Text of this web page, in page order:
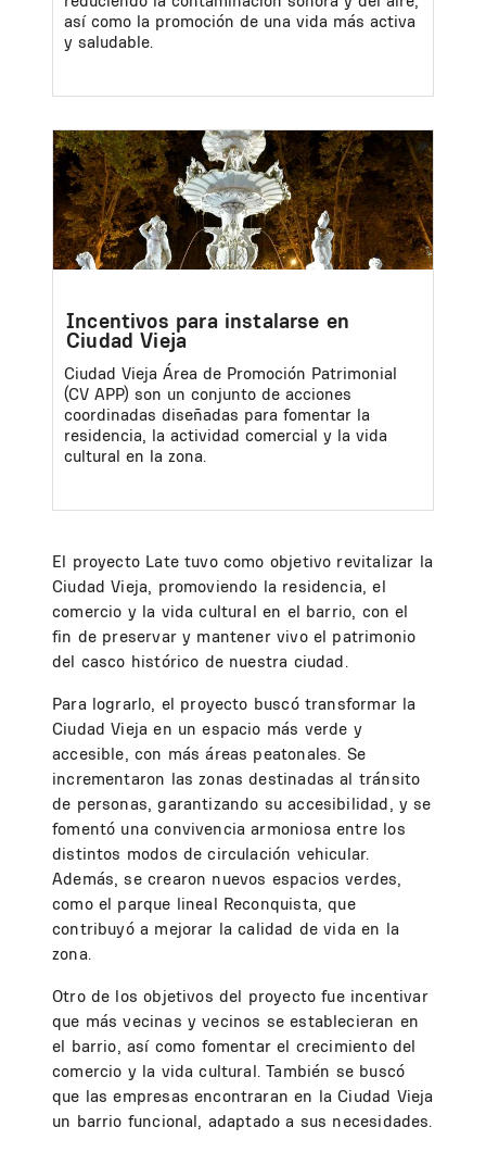
así como la promoción de una vida más activa
y saludable.
Image
Incentivos para instalarse en
Ciudad Vieja
Ciudad Vieja Área de Promoción Patrimonial
(CV APP) son un conjunto de acciones
coordinadas diseñadas para fomentar la
residencia, la actividad comercial y la vida
cultural en la zona.
El proyecto Late tuvo como objetivo revitalizar la
Ciudad Vieja, promoviendo la residencia, el
comercio y la vida cultural en el barrio, con el
fin de preservar y mantener vivo el patrimonio
del casco histórico de nuestra ciudad.
Para lograrlo, el proyecto buscó transformar la
Ciudad Vieja en un espacio más verde y
accesible, con más áreas peatonales. Se
incrementaron las zonas destinadas al tránsito
de personas, garantizando su accesibilidad, y se
fomentó una convivencia armoniosa entre los
distintos modos de circulación vehicular.
Además, se crearon nuevos espacios verdes,
como el parque lineal Reconquista, que
contribuyó a mejorar la calidad de vida en la
zona.
Otro de los objetivos del proyecto fue incentivar
que más vecinas y vecinos se establecieran en
el barrio, así como fomentar el crecimiento del
comercio y la vida cultural. También se buscó
que las empresas encontraran en la Ciudad Vieja
un barrio funcional, adaptado a sus necesidades.